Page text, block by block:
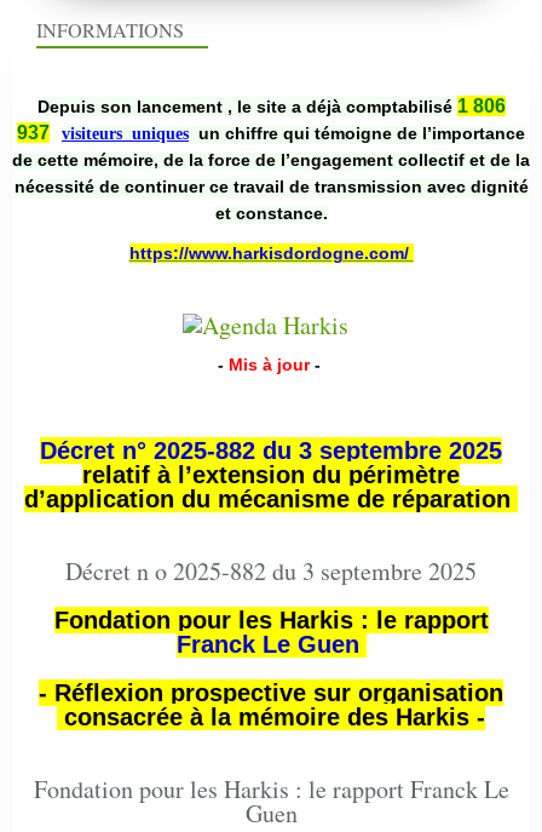
INFORMATIONS
Depuis son lancement , le site a déjà comptabilisé 1 806
937
visiteurs uniques un chiffre qui témoigne de l’importance
de cette mémoire, de la force de l’engagement collectif et de la
nécessité de continuer ce travail de transmission avec dignité
et constance.
https://www.harkisdordogne.com/
- Mis à jour -
Décret n° 2025-882 du 3 septembre 2025
relatif à l’extension du périmètre
d’application du mécanisme de réparation
Décret n o 2025-882 du 3 septembre 2025
Fondation pour les Harkis : le rapport
Franck Le Guen
- Réflexion prospective sur organisation
consacrée à la mémoire des Harkis -
Fondation pour les Harkis : le rapport Franck Le
Guen